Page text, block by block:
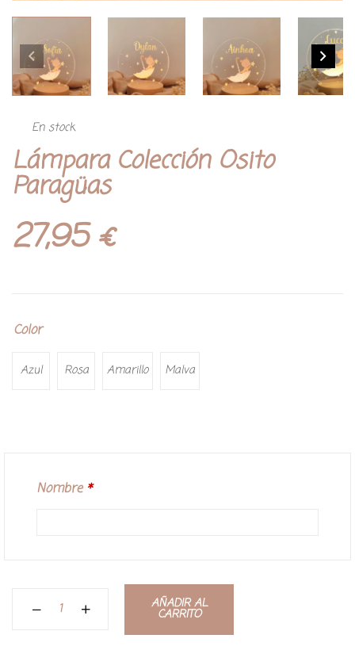
En stock
Lámpara Colección Osito
Paragüas
27,95€
Color
Azul Rosa Amarillo Malva
Nombre *
AÑADIR AL
CARRITO